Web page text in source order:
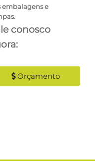
embalagens e
conosco
Orçamento